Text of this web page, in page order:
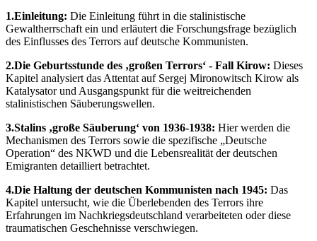
1.Einleitung: Die Einleitung führt in die stalinistische
Gewaltherrschaft ein und erläutert die Forschungsfrage bezüglich
des Einflusses des Terrors auf deutsche Kommunisten.
2.Die Geburtsstunde des ‚großen Terrors‘ - Fall Kirow: Dieses
Kapitel analysiert das Attentat auf Sergej Mironowitsch Kirow als
Katalysator und Ausgangspunkt für die weitreichenden
stalinistischen Säuberungswellen.
3.Stalins ‚große Säuberung‘ von 1936-1938: Hier werden die
Mechanismen des Terrors sowie die spezifische „Deutsche
Operation“ des NKWD und die Lebensrealität der deutschen
Emigranten detailliert betrachtet.
4.Die Haltung der deutschen Kommunisten nach 1945: Das
Kapitel untersucht, wie die Überlebenden des Terrors ihre
Erfahrungen im Nachkriegsdeutschland verarbeiteten oder diese
traumatischen Geschehnisse verschwiegen.